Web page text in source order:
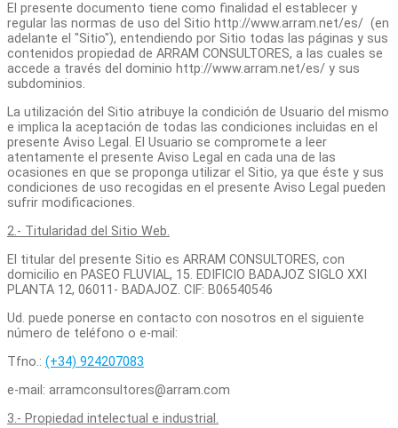
El presente documento tiene como finalidad el establecer y
regular las normas de uso del Sitio http://www.arram.net/es/ (en
adelante el "Sitio"), entendiendo por Sitio todas las páginas y sus
contenidos propiedad de ARRAM CONSULTORES, a las cuales se
accede a través del dominio http://www.arram.net/es/ y sus
subdominios.
La utilización del Sitio atribuye la condición de Usuario del mismo
e implica la aceptación de todas las condiciones incluidas en el
presente Aviso Legal. El Usuario se compromete a leer
atentamente el presente Aviso Legal en cada una de las
ocasiones en que se proponga utilizar el Sitio, ya que éste y sus
condiciones de uso recogidas en el presente Aviso Legal pueden
sufrir modificaciones.
2.- Titularidad del Sitio Web.
El titular del presente Sitio es ARRAM CONSULTORES, con
domicilio en PASEO FLUVIAL, 15. EDIFICIO BADAJOZ SIGLO XXI
PLANTA 12, 06011- BADAJOZ. CIF: B06540546
Ud. puede ponerse en contacto con nosotros en el siguiente
número de teléfono o e-mail:
Tfno.: (+34) 924207083
e-mail: arramconsultores@arram.com
3.- Propiedad intelectual e industrial.